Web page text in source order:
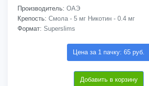
Производитель: ОАЭ
Крепость: Смола - 5 мг Никотин - 0.4 мг
Формат: Superslims
Цена за 1 пачку: 65 руб.
Добавить в корзину